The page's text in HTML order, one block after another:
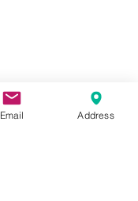
Email Address